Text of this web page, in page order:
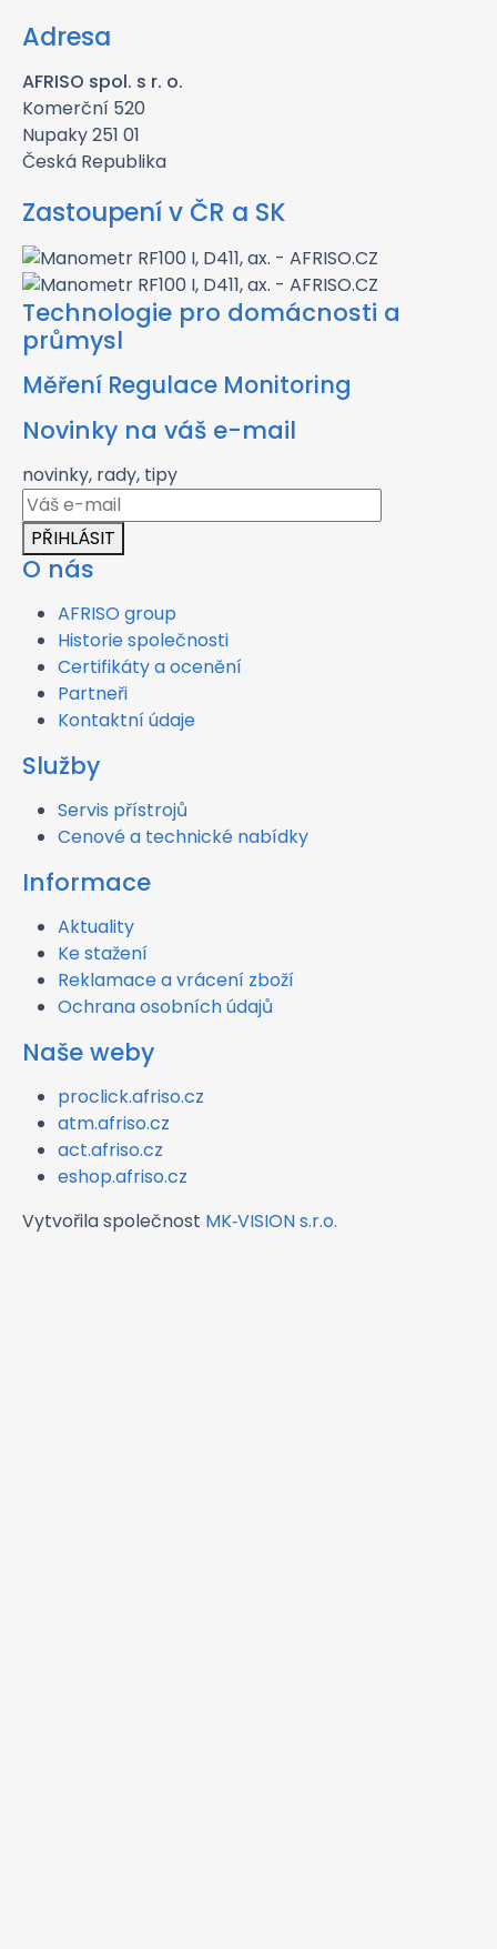
Adresa
AFRISO spol. s r. o.
Komerční 520
Nupaky 251 01
Česká Republika
Zastoupení v ČR a SK
Technologie pro domácnosti a
průmysl
Měření Regulace Monitoring
Novinky na váš e-mail
novinky, rady, tipy
PŘIHLÁSIT
O nás
AFRISO group
Historie společnosti
Certifikáty a ocenění
Partneři
Kontaktní údaje
Služby
Servis přístrojů
Cenové a technické nabídky
Informace
Aktuality
Ke stažení
Reklamace a vrácení zboží
Ochrana osobních údajů
Naše weby
proclick.afriso.cz
atm.afriso.cz
act.afriso.cz
eshop.afriso.cz
Vytvořila společnost MK‑VISION s.r.o.